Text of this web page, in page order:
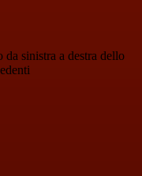
sinistra a destra dello